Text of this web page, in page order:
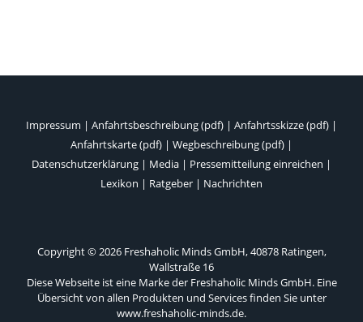
Impressum | Anfahrtsbeschreibung (pdf) | Anfahrtsskizze (pdf) |
Anfahrtskarte (pdf) | Wegbeschreibung (pdf) |
Datenschutzerklärung | Media | Pressemitteilung einreichen |
Lexikon | Ratgeber | Nachrichten
Copyright © 2026 Freshaholic Minds GmbH, 40878 Ratingen,
Wallstraße 16
Diese Webseite ist eine Marke der Freshaholic Minds GmbH. Eine
Übersicht von allen Produkten und Services finden Sie unter
www.freshaholic-minds.de.